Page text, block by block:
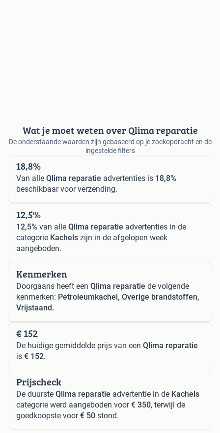
Wat je moet weten over Qlima reparatie
De onderstaande waarden zijn gebaseerd op je zoekopdracht en de
ingestelde filters
18,8%
Van alle Qlima reparatie advertenties is 18,8%
beschikbaar voor verzending.
12,5%
12,5% van alle Qlima reparatie advertenties in de
categorie Kachels zijn in de afgelopen week
aangeboden.
Kenmerken
Doorgaans heeft een Qlima reparatie de volgende
kenmerken: Petroleumkachel, Overige brandstoffen,
Vrijstaand.
€ 152
De huidige gemiddelde prijs van een Qlima reparatie
is € 152.
Prijscheck
De duurste Qlima reparatie advertentie in de Kachels
categorie werd aangeboden voor€ 350, terwijl de
goedkoopste voor€ 50 stond.